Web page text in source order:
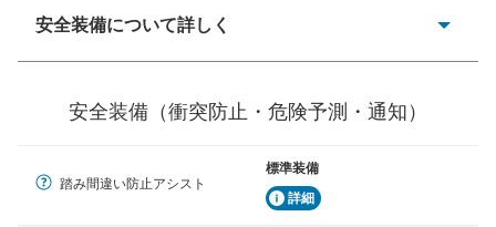
安全装備について詳しく
ーキアシスト、ABSなどが装備されています。
見えにくい場所に潜む危険を予測・通知するためのシス
テムなどが装備されています。
安全装備（衝突防止・危険予測・通知）
踏み間違い防止アシスト
標準装備
詳細